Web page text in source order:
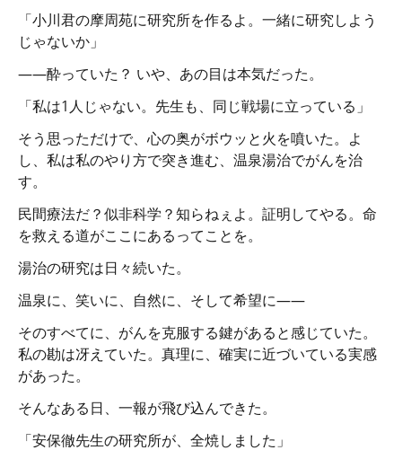
「小川君の摩周苑に研究所を作るよ。一緒に研究しよう
じゃないか」
——酔っていた？ いや、あの目は本気だった。
「私は1人じゃない。先生も、同じ戦場に立っている」
そう思っただけで、心の奥がボウッと火を噴いた。よ
し、私は私のやり方で突き進む、温泉湯治でがんを治
す。
民間療法だ？似非科学？知らねぇよ。証明してやる。命
を救える道がここにあるってことを。
湯治の研究は日々続いた。
温泉に、笑いに、自然に、そして希望に——
そのすべてに、がんを克服する鍵があると感じていた。
私の勘は冴えていた。真理に、確実に近づいている実感
があった。
そんなある日、一報が飛び込んできた。
「安保徹先生の研究所が、全焼しました」